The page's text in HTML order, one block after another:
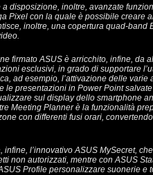
a disposizione, inoltre, avanzate
Pixel con la quale è possibile creare
inoltre, una copertura quad-band
firmato ASUS è arricchito, infine, da
esclusivi, in grado di supportare
ad esempio, l’attivazione delle
le presentazioni in Power Point
sul display dello smartphone
Meeting Planner è la funzionalità
con differenti fusi orari,
infine, l’innovativo ASUS MySecret,
non autorizzati, mentre con ASUS
Profile personalizzare suonerie e